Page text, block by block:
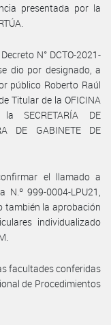
presentada por la
N° DCTO-2021-
dio por designado, a
público Roberto Raúl
Titular de la OFICINA
la SECRETARÍA DE
DE GABINETE DE
el llamado a
999-0004-LPU21,
también la aprobación
individualizado
facultades conferidas
de Procedimientos